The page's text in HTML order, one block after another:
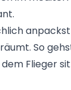
anpackst
So
Flieger